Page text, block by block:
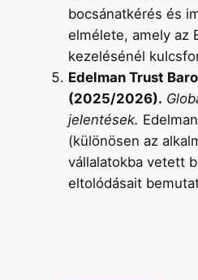
bocsánatkérés és
elmélete, amely az
kezelésénél
Edelman Trust
(2025/2026).
jelentések.
(különösen az
vállalatokba vetett
eltolódásait